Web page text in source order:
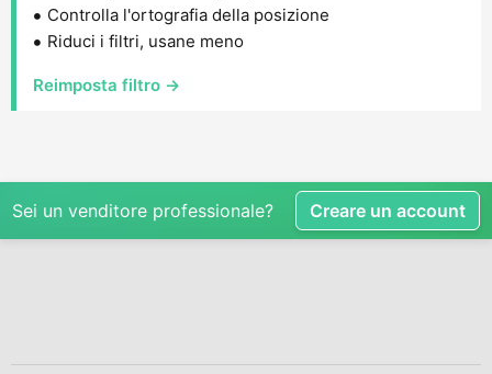
Controlla l'ortografia della posizione
Riduci i filtri, usane meno
Reimposta filtro →
Sei un venditore professionale? Creare un account